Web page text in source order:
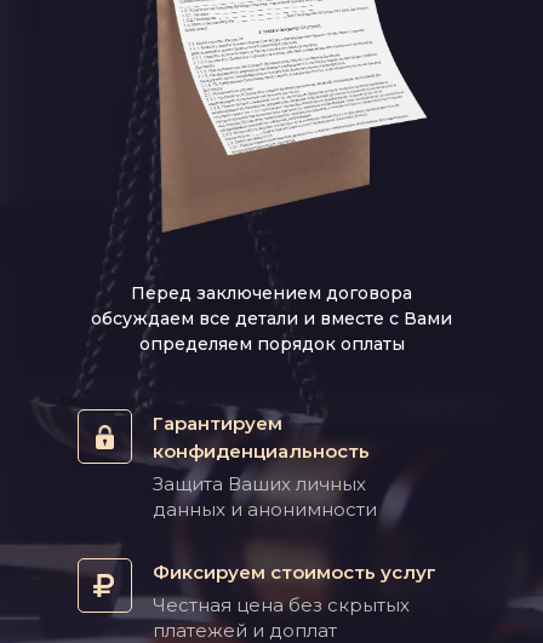
Гарантируем
конфиденциальность
Фиксируем стоимость услуг
Перед заключением договора
обсуждаем все детали и вместе с Вами
определяем порядок оплаты
Честная цена без скрытых
платежей и доплат
Защита Ваших личных
данных и анонимности